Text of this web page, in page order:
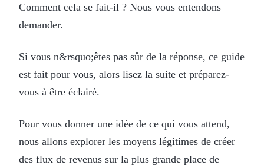
Comment cela se fait-il ? Nous vous entendons
demander.
Si vous n&rsquo;êtes pas sûr de la réponse, ce guide
est fait pour vous, alors lisez la suite et préparez-
vous à être éclairé.
Pour vous donner une idée de ce qui vous attend,
nous allons explorer les moyens légitimes de créer
des flux de revenus sur la plus grande place de